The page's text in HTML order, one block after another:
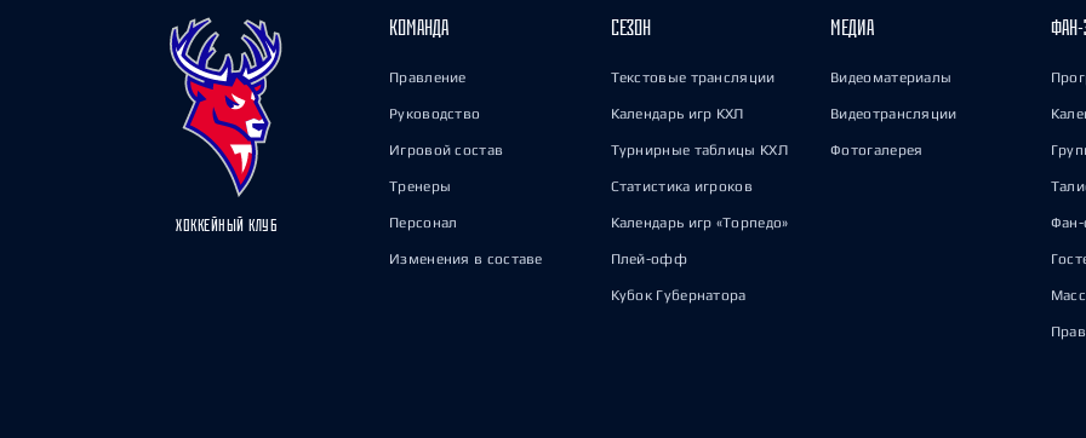
ХОККЕЙНЫЙ КЛУБ
КОМАНДА
Правление
Руководство
Игровой состав
Тренеры
Персонал
Изменения в составе
СЕЗОН
Текстовые трансляции
Календарь игр КХЛ
Турнирные таблицы КХЛ
Статистика игроков
Календарь игр «Торпедо»
Плей-офф
Кубок Губернатора
МЕДИА
Видеоматериалы
Видеотрансляции
Фотогалерея
ФАН-
Фан-